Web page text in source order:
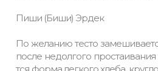
Пиши (Биши) Эрдек
По желанию тесто
после недолгого